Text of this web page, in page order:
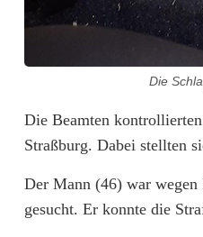
H
t
b
e
f
Die
Die Beamten
Straßburg. Dabei stellten
Der Mann (46) war wegen
gesucht. Er konnte die